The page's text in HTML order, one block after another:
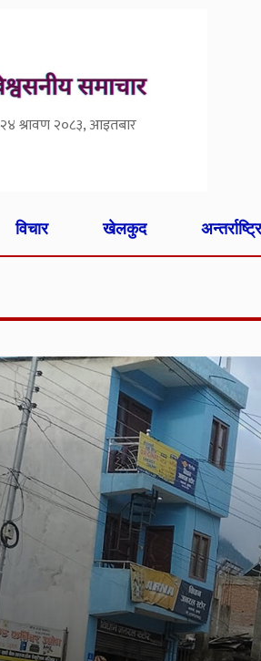
२४ श्रावण २०८३, आइतबार
विचार खेलकुद